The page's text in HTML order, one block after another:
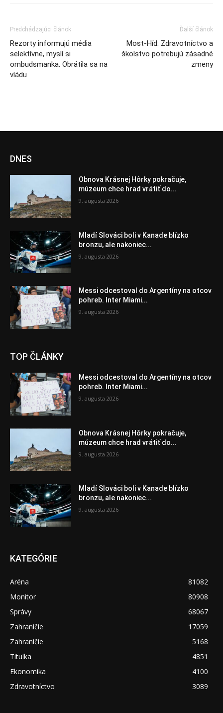
Predchádzajúci článok
Rezorty informujú média
selektívne, myslí si
ombudsmanka. Obrátila sa na
vládu
Ďalší článok
Most-Híd: Zdravotníctvo a
školstvo potrebujú zásadné
zmeny
DNES
Obnova Krásnej Hôrky pokračuje,
múzeum chce hrad vrátiť do...
9. augusta 2026
Mladí Slováci boli v Kanade blízko
bronzu, ale nakoniec...
9. augusta 2026
Messi odcestoval do Argentíny na otcov
pohreb. Inter Miami...
9. augusta 2026
TOP ČLÁNKY
Messi odcestoval do Argentíny na otcov
pohreb. Inter Miami...
9. augusta 2026
Obnova Krásnej Hôrky pokračuje,
múzeum chce hrad vrátiť do...
9. augusta 2026
Mladí Slováci boli v Kanade blízko
bronzu, ale nakoniec...
9. augusta 2026
KATEGÓRIE
Aréna
81082
Monitor
80908
Správy
68067
Zahraničie
17059
Zahraničie
5168
Titulka
4851
Ekonomika
4100
Zdravotníctvo
3089